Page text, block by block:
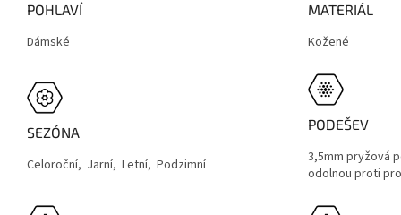
POHLAVÍ
Dámské
MATERIÁL
Kožené
SEZÓNA
Celoroční, Jarní, Letní, Podzimní
PODEŠEV
3,5mm pryžová
odolnou proti